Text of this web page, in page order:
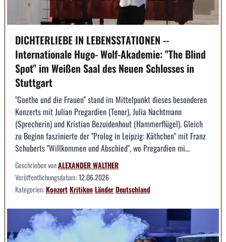
DICHTERLIEBE IN LEBENSSTATIONEN --
Internationale Hugo- Wolf-Akademie: "The Blind
Spot" im Weißen Saal des Neuen Schlosses in
Stuttgart
"Goethe und die Frauen" stand im Mittelpunkt dieses besonderen
Konzerts mit Julian Pregardien (Tenor), Julia Nachtmann
(Sprecherin) und Kristian Bezuidenhout (Hammerflügel). Gleich
zu Beginn faszinierte der "Prolog in Leipzig: Käthchen" mit Franz
Schuberts "Willkommen und Abschied", wo Pregardien mi...
Geschrieben vonALEXANDER WALTHER
Veröffentlichungsdatum:12.06.2026
Kategorien:KonzertKritikenLänderDeutschland